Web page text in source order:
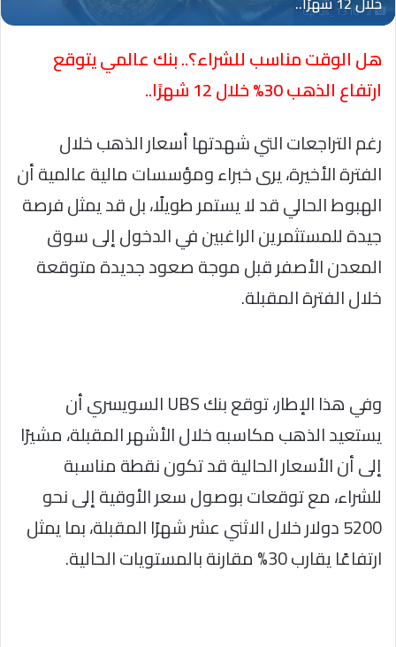
Oplus_131072
هل الوقت مناسب للشراء؟.. بنك عالمي يتوقع
ارتفاع الذهب 30% خلال 12 شهرًا..
رغم التراجعات التي شهدتها أسعار الذهب خلال
الفترة الأخيرة، يرى خبراء ومؤسسات مالية عالمية أن
الهبوط الحالي قد لا يستمر طويلًا، بل قد يمثل فرصة
جيدة للمستثمرين الراغبين في الدخول إلى سوق
المعدن الأصفر قبل موجة صعود جديدة متوقعة
خلال الفترة المقبلة.
وفي هذا الإطار، توقع بنك UBS السويسري أن
يستعيد الذهب مكاسبه خلال الأشهر المقبلة، مشيرًا
إلى أن الأسعار الحالية قد تكون نقطة مناسبة
للشراء، مع توقعات بوصول سعر الأوقية إلى نحو
5200 دولار خلال الاثني عشر شهرًا المقبلة، بما يمثل
ارتفاعًا يقارب 30% مقارنة بالمستويات الحالية.